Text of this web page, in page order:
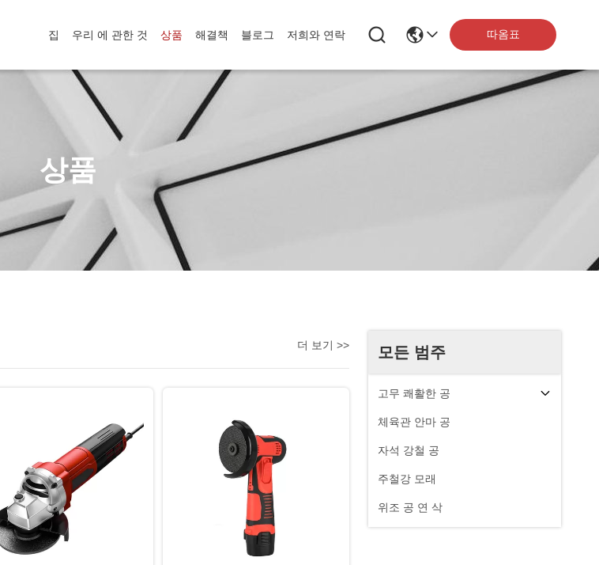
집 우리 에 관한 것 상품 해결책 블로그 저희와 연락 따옴표
상품
모든 범주
고무 쾌활한 공
체육관 안마 공
자석 강철 공
주철강 모래
위조 공 연 삭
더 보기 >>